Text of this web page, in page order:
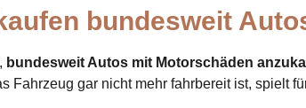
bundesweit
bundesweit Autos mit Motorschäden
Fahrzeug gar nicht mehr fahrbereit ist, spielt